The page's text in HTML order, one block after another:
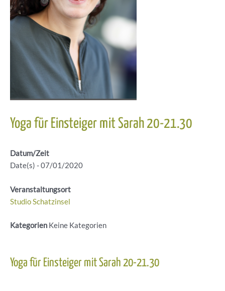
Yoga für Einsteiger mit Sarah 20-21.30
Datum/Zeit
Date(s) - 07/01/2020
Veranstaltungsort
Studio Schatzinsel
Kategorien Keine Kategorien
Yoga für Einsteiger mit Sarah 20-21.30